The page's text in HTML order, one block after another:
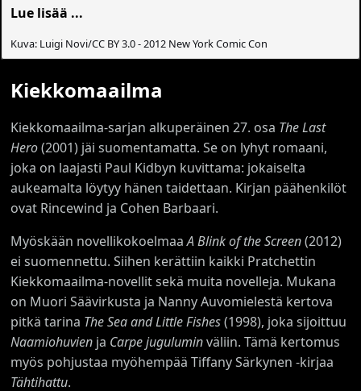
Lue lisää ...
Kuva: Luigi Novi/CC BY 3.0 - 2012 New York Comic Con
Kiekkomaailma
Kiekkomaailma-sarjan alkuperäinen 27. osa The Last
Hero(2001) jäi suomentamatta. Se on lyhyt romaani,
joka on laajasti Paul Kidbyn kuvittama: jokaiselta
aukeamalta löytyy hänen taidettaan. Kirjan päähenkilöt
ovat Rincewind ja Cohen Barbaari.
Myöskään novellikokoelmaaA Blink of the Screen(2012)
ei suomennettu. Siihen kerättiin kaikki Pratchettin
Kiekkomaailma-novellit sekä muita novelleja. Mukana
on Muori Säävirkusta ja Nanny Auvomielestä kertova
pitkä tarina The Sea and Little Fishes(1998), joka sijoittuu
Naamiohuvien ja Carpe juguluminväliin. Tämä kertomus
myös pohjustaa myöhempää Tiffany Särkynen -kirjaa
Tähtihattu.